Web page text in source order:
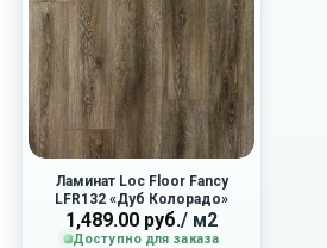
Ламинат Loc Floor Fancy
LFR132 «Дуб Колорадо»
1,489.00 руб./ м2
Доступно для заказа